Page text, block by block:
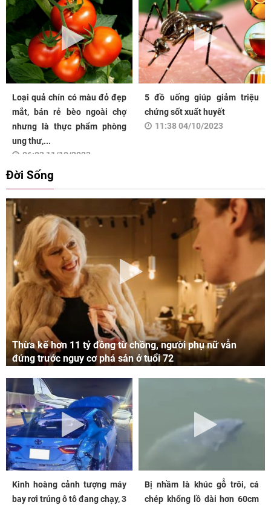
Loại quả chín có màu đỏ đẹp
mắt, bán rẻ bèo ngoài chợ
nhưng là thực phẩm phòng
ung thư,...
06:03 11/10/2023
5 đồ uống giúp giảm triệu
chứng sốt xuất huyết
11:38 04/10/2023
Đời Sống
Thừa kế hơn 11 tỷ đồng từ chồng, người phụ nữ vẫn
đứng trước nguy cơ phá sản ở tuổi 72
Kinh hoàng cảnh tượng máy
bay rơi trúng ô tô đang chạy, 3
Bị nhầm là khúc gỗ trôi, cá
chép khổng lồ dài hơn 60cm